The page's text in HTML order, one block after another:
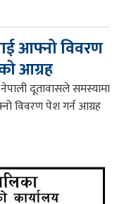
आफ्नो विवरण
आग्रह
दूतावासले समस्यामा
विवरण पेश गर्न आग्रह